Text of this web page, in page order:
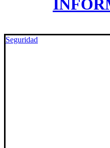
Seguridad